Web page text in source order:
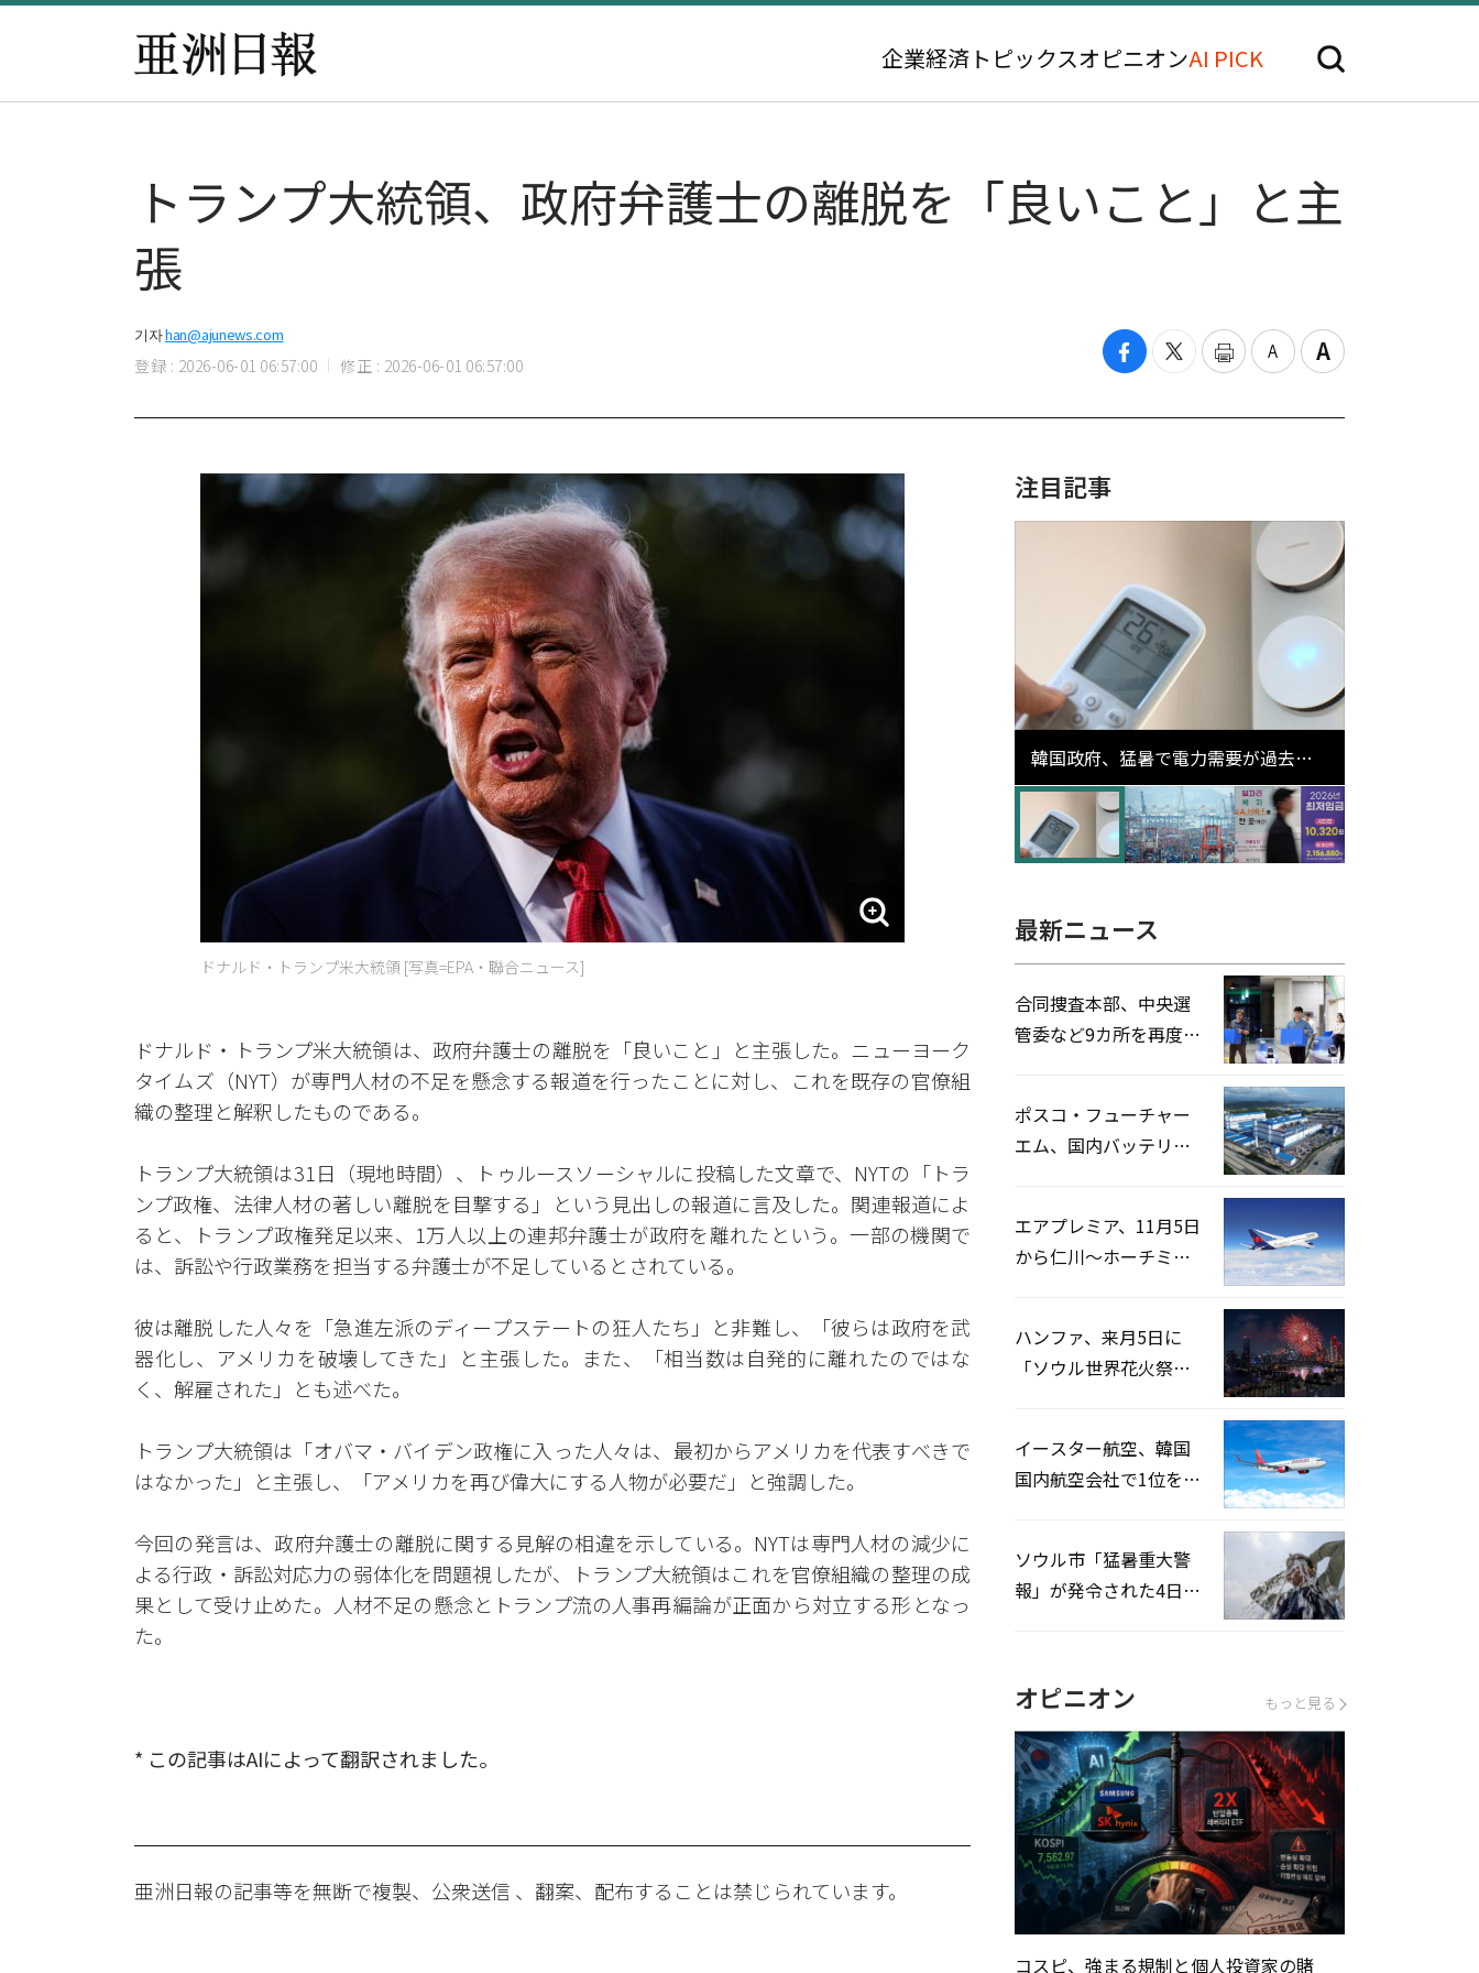
企業経済 トピックスオピニオンAI PICK
トランプ大統領、政府弁護士の離脱を「良いこと」と主
張
기자han@ajunews.com
登録 : 2026-06-01 06:57:00 修正 : 2026-06-01 06:57:00
ドナルド・トランプ米大統領 [写真=EPA・聯合ニュース]
ドナルド・トランプ米大統領は、政府弁護士の離脱を「良いこと」と主張した。ニューヨーク
タイムズ（NYT）が専門人材の不足を懸念する報道を行ったことに対し、これを既存の官僚組
織の整理と解釈したものである。
トランプ大統領は31日（現地時間）、トゥルースソーシャルに投稿した文章で、NYTの「トラ
ンプ政権、法律人材の著しい離脱を目撃する」という見出しの報道に言及した。関連報道によ
ると、トランプ政権発足以来、1万人以上の連邦弁護士が政府を離れたという。一部の機関で
は、訴訟や行政業務を担当する弁護士が不足しているとされている。
彼は離脱した人々を「急進左派のディープステートの狂人たち」と非難し、「彼らは政府を武
器化し、アメリカを破壊してきた」と主張した。また、「相当数は自発的に離れたのではな
く、解雇された」とも述べた。
トランプ大統領は「オバマ・バイデン政権に入った人々は、最初からアメリカを代表すべきで
はなかった」と主張し、「アメリカを再び偉大にする人物が必要だ」と強調した。
今回の発言は、政府弁護士の離脱に関する見解の相違を示している。NYTは専門人材の減少に
よる行政・訴訟対応力の弱体化を問題視したが、トランプ大統領はこれを官僚組織の整理の成
果として受け止めた。人材不足の懸念とトランプ流の人事再編論が正面から対立する形となっ
た。
* この記事はAIによって翻訳されました。
亜洲日報の記事等を無断で複製、公衆送信 、翻案、配布することは禁じられています。
注目記事
韓国政府、猛暑で電力需要が過去最
高更新の可能性に需給対応体制を点
検
最新ニュース
合同捜査本部、中央選
管委など9カ所を再度家
ポスコ・フューチャー
エム、国内バッテリー
エアプレミア、11月5日
から仁川〜ホーチミン
ハンファ、来月5日に
「ソウル世界花火祭り
イースター航空、韓国
国内航空会社で1位を記
ソウル市「猛暑重大警
報」が発令された4日、
オピニオン もっと見る
コスピ、強まる規制と個人投資家の賭